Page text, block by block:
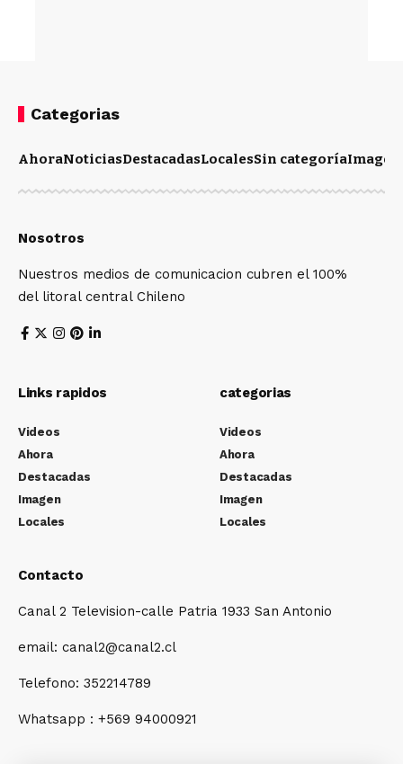
Categorias
AhoraNoticiasDestacadasLocalesSin categoríaImagen
Nosotros
Nuestros medios de comunicacion cubren el 100%
del litoral central Chileno
Links rapidos
Videos
Ahora
Destacadas
Imagen
Locales
categorias
Videos
Ahora
Destacadas
Imagen
Locales
Contacto
Canal 2 Television-calle Patria 1933 San Antonio
email: canal2@canal2.cl
Telefono: 352214789
Whatsapp : +569 94000921